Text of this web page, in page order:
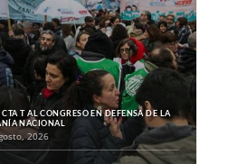
T AL CONGRESO EN DEFENSA DE LA
NACIONAL
2026